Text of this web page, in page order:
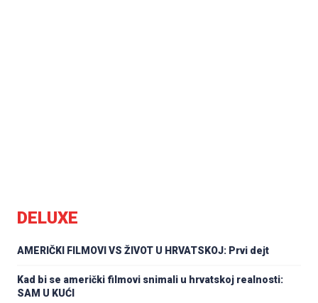
DELUXE
AMERIČKI FILMOVI VS ŽIVOT U HRVATSKOJ: Prvi dejt
Kad bi se američki filmovi snimali u hrvatskoj realnosti:
SAM U KUĆI